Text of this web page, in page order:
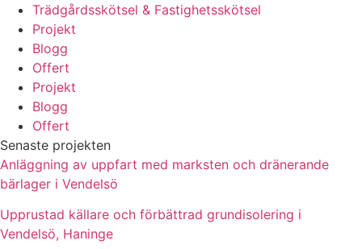
Trädgårdsskötsel & Fastighetsskötsel
Projekt
Blogg
Offert
Projekt
Blogg
Offert
Senaste projekten
Anläggning av uppfart med marksten och dränerande
bärlager i Vendelsö
Upprustad källare och förbättrad grundisolering i
Vendelsö, Haninge